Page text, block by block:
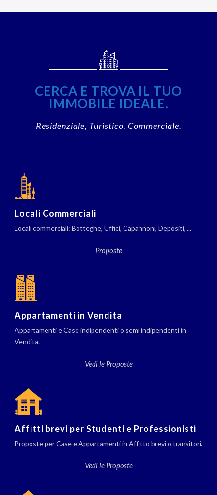
CERCA E TROVA IL TUO
IMMOBILE IDEALE.
Residenziale, Turistico, Commerciale.
Locali Commerciali
Locali commerciali: Botteghe, Uffici, Capannoni, Depositi, ...
Proposte
Appartamenti in Vendita
Appartamenti e Case indipendenti o semi indipendenti in
Vendita.
Vedi le Proposte
Affitti brevi per Studenti e Professionisti
Proposte per Case e Appartamenti in Affitto brevi o transitori.
Vedi le Proposte